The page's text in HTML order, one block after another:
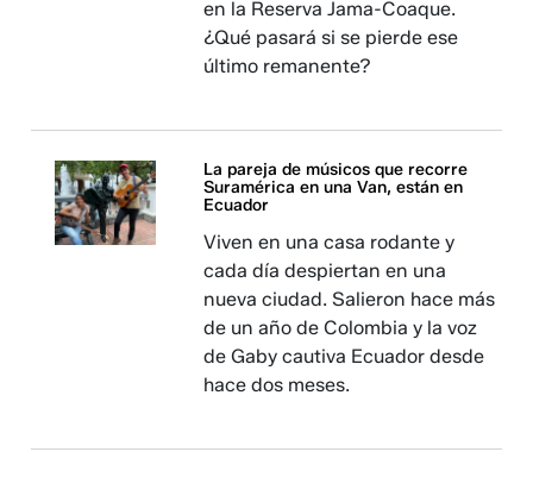
en la Reserva Jama-Coaque.
¿Qué pasará si se pierde ese
último remanente?
La pareja de músicos que recorre
Suramérica en una Van, están en
Ecuador
Viven en una casa rodante y
cada día despiertan en una
nueva ciudad. Salieron hace más
de un año de Colombia y la voz
de Gaby cautiva Ecuador desde
hace dos meses.